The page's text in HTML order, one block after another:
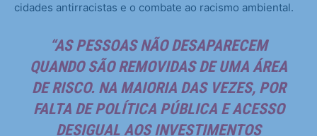
cidades antirracistas e o combate ao racismo ambiental.
“AS PESSOAS NÃO DESAPARECEM
QUANDO SÃO REMOVIDAS DE UMA ÁREA
DE RISCO. NA MAIORIA DAS VEZES, POR
FALTA DE POLÍTICA PÚBLICA E ACESSO
DESIGUAL AOS INVESTIMENTOS